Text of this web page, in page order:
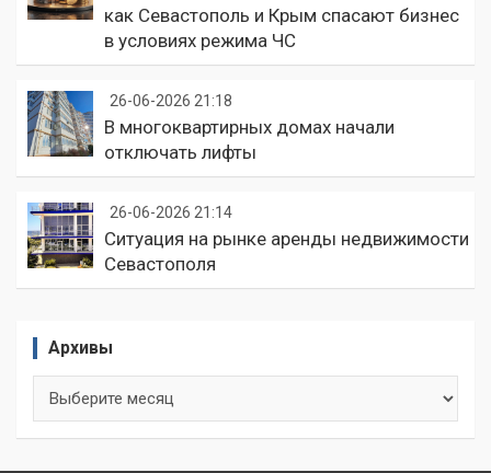
как Севастополь и Крым спасают бизнес
в условиях режима ЧС
26-06-2026 21:18
В многоквартирных домах начали
отключать лифты
26-06-2026 21:14
Ситуация на рынке аренды недвижимости
Севастополя
Архивы